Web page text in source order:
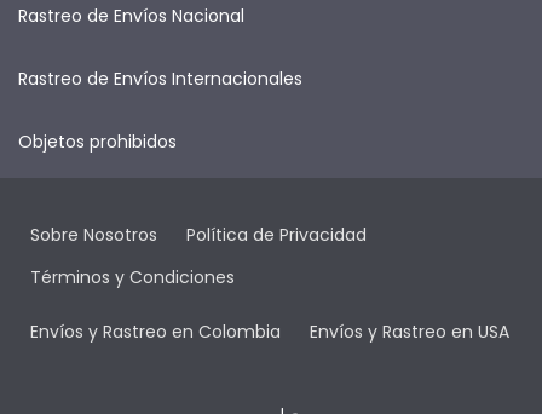
Rastreo de Envíos Nacional
Rastreo de Envíos Internacionales
Objetos prohibidos
Sobre Nosotros
Política de Privacidad
Términos y Condiciones
Envíos y Rastreo en Colombia Envíos y Rastreo en USA